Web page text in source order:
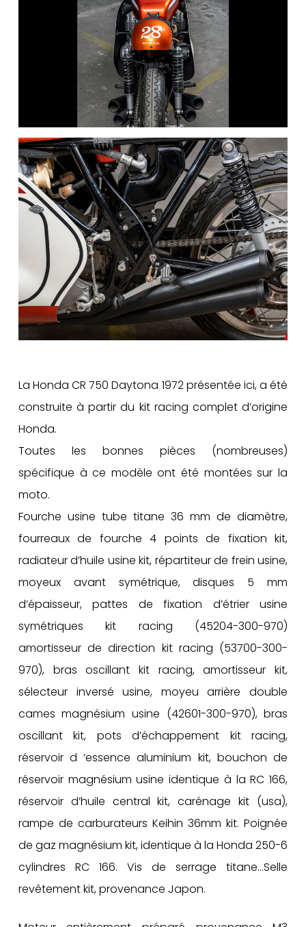
La Honda CR 750 Daytona 1972 présentée ici, a été
construite à partir du kit racing complet d’origine
Honda.
Toutes les bonnes pièces (nombreuses)
spécifique à ce modèle ont été montées sur la
moto.
Fourche usine tube titane 36 mm de diamètre,
fourreaux de fourche 4 points de fixation kit,
radiateur d’huile usine kit, répartiteur de frein usine,
moyeux avant symétrique, disques 5 mm
d’épaisseur, pattes de fixation d’étrier usine
symétriques kit racing (45204-300-970)
amortisseur de direction kit racing (53700-300-
970), bras oscillant kit racing, amortisseur kit,
sélecteur inversé usine, moyeu arrière double
cames magnésium usine (42601-300-970), bras
oscillant kit, pots d’échappement kit racing,
réservoir d ‘essence aluminium kit, bouchon de
réservoir magnésium usine identique à la RC 166,
réservoir d’huile central kit, carénage kit (usa),
rampe de carburateurs Keihin 36mm kit. Poignée
de gaz magnésium kit, identique à la Honda 250-6
cylindres RC 166. Vis de serrage titane…Selle
revêtement kit, provenance Japon.